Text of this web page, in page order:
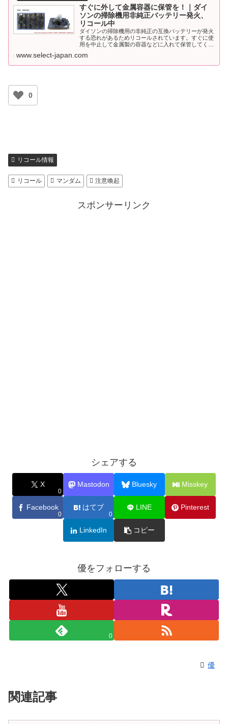
すぐに外して金属容器に保管を！｜ダイ
ソンの掃除機用非純正バッテリー発火、
リコール中
ダイソンの掃除機用の非純正の互換バッテリーが発火
する恐れがあるためリコールされています。すぐに使
用を中止して金属製の容器などに入れて保管してくだ
www.select-japan.com
0
リコール情報
リコール マンダム 注意喚起
スポンサーリンク
シェアする
X
0
Mastodon Bluesky Misskey
Facebook
0
はてブ
0
LINE Pinterest
LinkedIn コピー
優をフォローする
0
優
関連記事